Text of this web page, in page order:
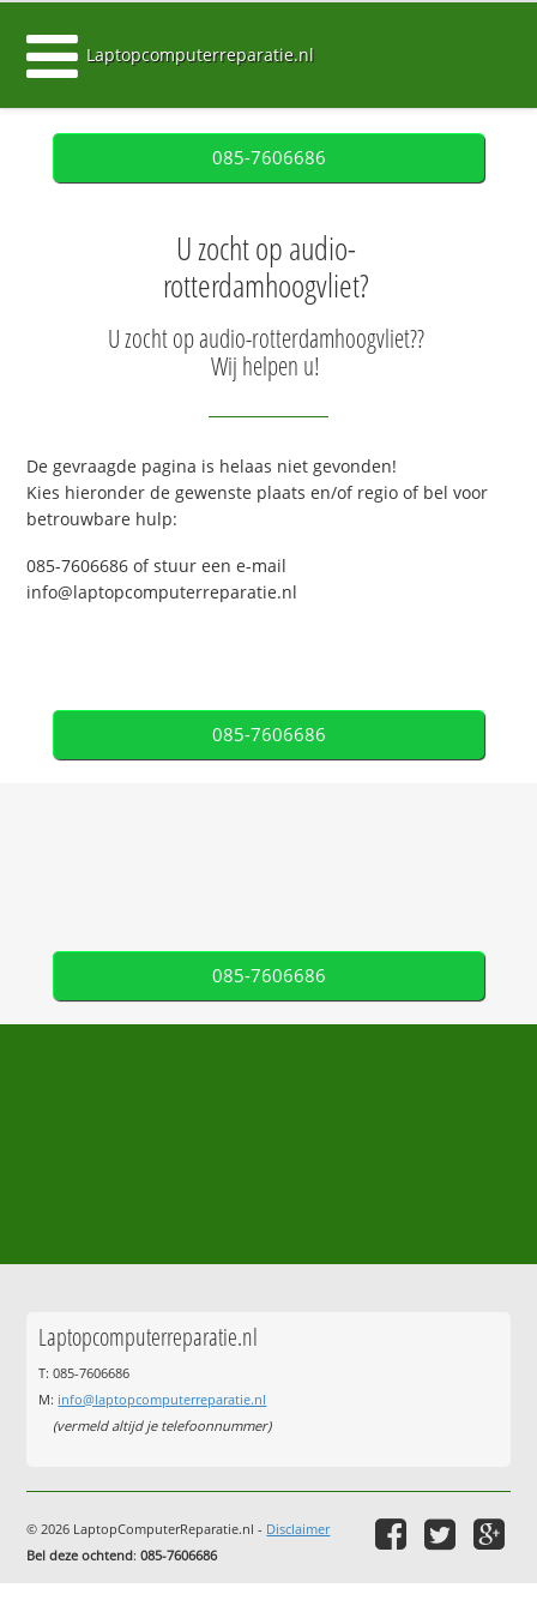
Laptopcomputerreparatie.nl
085-7606686
U zocht op audio-
rotterdamhoogvliet?
U zocht op audio-rotterdamhoogvliet??
Wij helpen u!
De gevraagde pagina is helaas niet gevonden!
Kies hieronder de gewenste plaats en/of regio of bel voor
betrouwbare hulp:
085-7606686 of stuur een e-mail
info@laptopcomputerreparatie.nl
085-7606686
085-7606686
Laptopcomputerreparatie.nl
T: 085-7606686
M: info@laptopcomputerreparatie.nl
(vermeld altijd je telefoonnummer)
© 2026 LaptopComputerReparatie.nl - Disclaimer
Bel deze ochtend:085-7606686